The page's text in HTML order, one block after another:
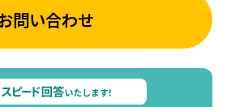
問い合わせ